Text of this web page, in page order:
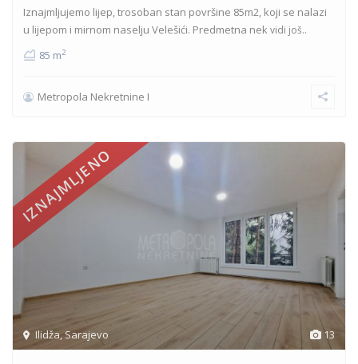
Iznajmljujemo lijep, trosoban stan površine 85m2, koji se nalazi
u lijepom i mirnom naselju Velešići. Predmetna nekvidi još..
85 m2
Metropola Nekretnine I
13
Ilidža,Sarajevo
IZNAJMLJENO